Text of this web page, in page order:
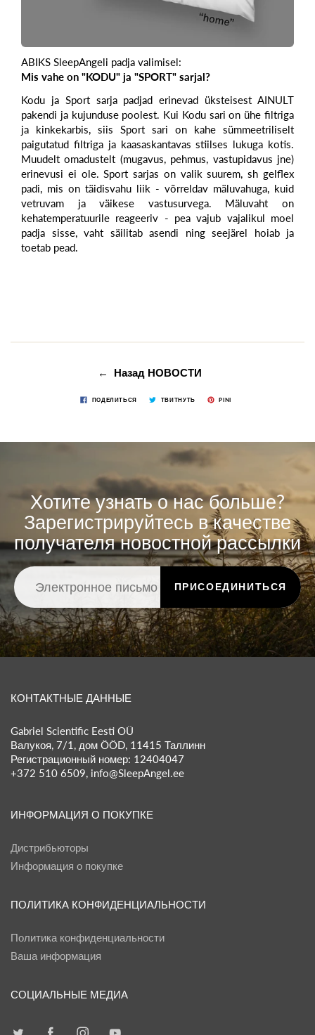
ABIKS SleepAngeli padja valimisel:
Mis vahe on "KODU" ja "SPORT" sarjal?
Kodu ja Sport sarja padjad erinevad üksteisest AINULT
pakendi ja kujunduse poolest. Kui Kodu sari on ühe filtriga
ja kinkekarbis, siis Sport sari on kahe sümmeetriliselt
paigutatud filtriga ja kaasaskantavas stiilses lukuga kotis.
Muudelt omadustelt (mugavus, pehmus, vastupidavus jne)
erinevusi ei ole. Sport sarjas on valik suurem, sh gelflex
padi, mis on täidisvahu liik - võrreldav mäluvahuga, kuid
vetruvam ja väikese vastusurvega. Mäluvaht on
kehatemperatuurile reageeriv - pea vajub vajalikul moel
padja sisse, vaht säilitab asendi ning seejärel hoiab ja
toetab pead.
← Назад НОВОСТИ
ПОДЕЛИТЬСЯ ТВИТНУТЬ PINI
Хотите узнать о нас больше?
Зарегистрируйтесь в качестве
получателя новостной рассылки
ПРИСОЕДИНИТЬСЯ
КОНТАКТНЫЕ ДАННЫЕ
Gabriel Scientific Eesti OÜ
Валукоя, 7/1, дом ÖÖD, 11415 Таллинн
Регистрационный номер: 12404047
+372 510 6509, info@SleepAngel.ee
ИНФОРМАЦИЯ О ПОКУПКЕ
Дистрибьюторы
Информация о покупке
ПОЛИТИКА КОНФИДЕНЦИАЛЬНОСТИ
Политика конфиденциальности
Ваша информация
СОЦИАЛЬНЫЕ МЕДИА